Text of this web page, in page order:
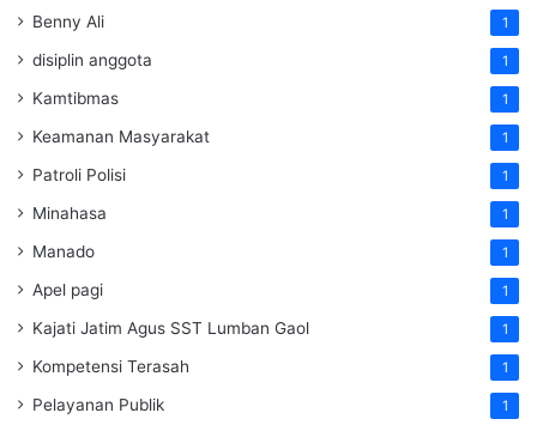
Benny Ali 1
disiplin anggota 1
Kamtibmas 1
Keamanan Masyarakat 1
Patroli Polisi 1
Minahasa 1
Manado 1
Apel pagi 1
Kajati Jatim Agus SST Lumban Gaol 1
Kompetensi Terasah 1
Pelayanan Publik 1